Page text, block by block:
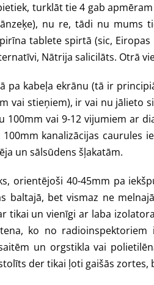
turklāt tie 4 gab
nu re, tādi nu
tablete spirtā (sic,
Nātrija salicilāts. Otrā
pa kabeļa ekrānu (tā ir
vai stieņiem), ir vai nu
vai 9-12 vijumiem ar
kanalizācijas
un sālsūdens šļakatām.
orientējoši 40-45mm pa
baltajā, bet vismaz ne
un vienīgi ar laba
ko no
un orgstikla vai
der tikai ļoti gaišās